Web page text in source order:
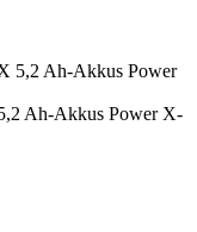
Ah-Akkus Power X-